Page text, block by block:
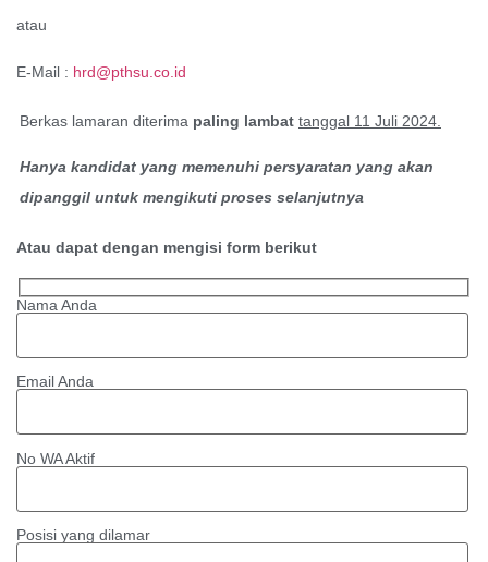
atau
E-Mail : hrd@pthsu.co.id
Berkas lamaran diterima paling lambat tanggal 11 Juli 2024.
Hanya kandidat yang memenuhi persyaratan yang akan
dipanggil untuk mengikuti proses selanjutnya
Atau dapat dengan mengisi form berikut
Nama Anda
Email Anda
No WA Aktif
Posisi yang dilamar